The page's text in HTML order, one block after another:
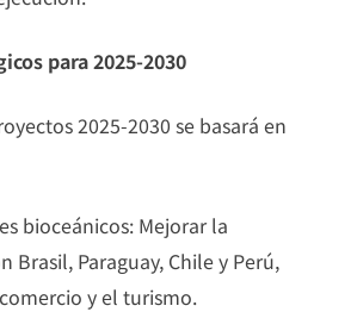
para 2025-2030
2025-2030 se basará en
Mejorar la
Brasil, Paraguay, Chile y Perú,
y el turismo.